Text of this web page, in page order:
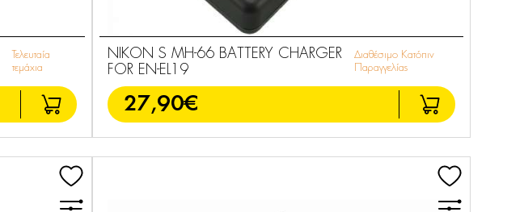
Τελευταία
τεμάχια
NIKON S MH-66 BATTERY CHARGER
FOR EN-EL19
Διαθέσιμο Κατόπιν
Παραγγελίας
27,90€